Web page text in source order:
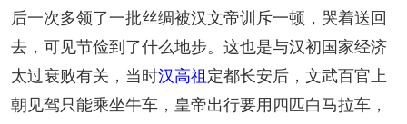
后一次多领了一批丝绸被汉文帝训斥一顿，哭着送回
去，可见节俭到了什么地步。这也是与汉初国家经济
太过衰败有关，当时汉高祖 定都长安后，文武百官上
朝见驾只能乘坐牛车，皇帝出行要用四匹白马拉车，